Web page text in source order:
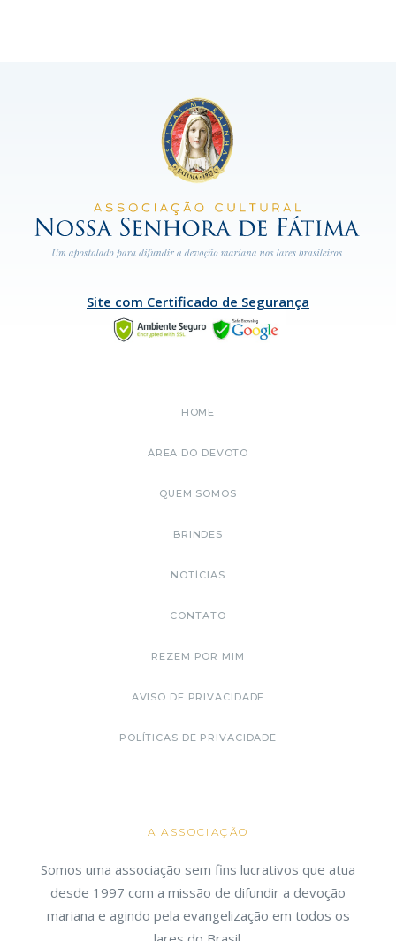
Site com Certificado de Segurança
HOME
ÁREA DO DEVOTO
QUEM SOMOS
BRINDES
NOTÍCIAS
CONTATO
REZEM POR MIM
AVISO DE PRIVACIDADE
POLÍTICAS DE PRIVACIDADE
A ASSOCIAÇÃO
Somos uma associação sem fins lucrativos que atua
desde 1997 com a missão de difundir a devoção
mariana e agindo pela evangelização em todos os